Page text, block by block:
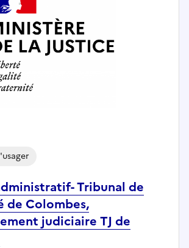
Tribunal de
de Colombes,
judiciaire TJ de